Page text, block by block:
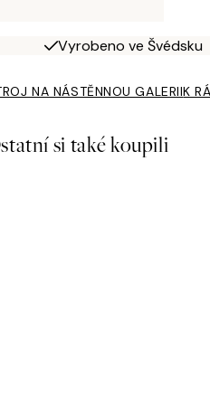
Vyrobeno ve Švédsku
NA NÁSTĚNNOU GALERIIK
si také koupili